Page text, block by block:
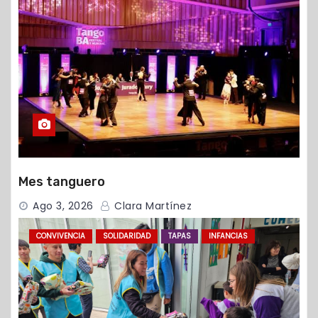
Mes tanguero
Ago 3, 2026 Clara Martínez
CONVIVENCIA SOLIDARIDAD TAPAS INFANCIAS